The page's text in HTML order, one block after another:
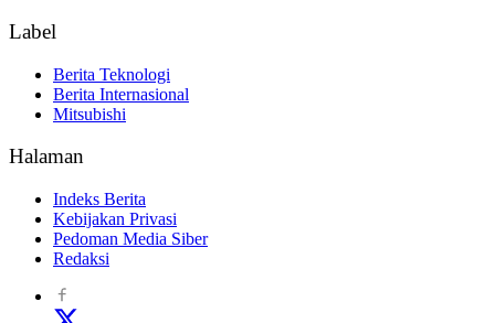
Label
Berita Teknologi
Berita Internasional
Mitsubishi
Halaman
Indeks Berita
Kebijakan Privasi
Pedoman Media Siber
Redaksi